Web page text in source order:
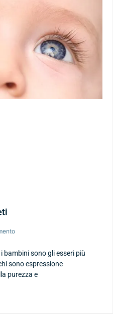
bambini sono gli esseri più
sono espressione
purezza e